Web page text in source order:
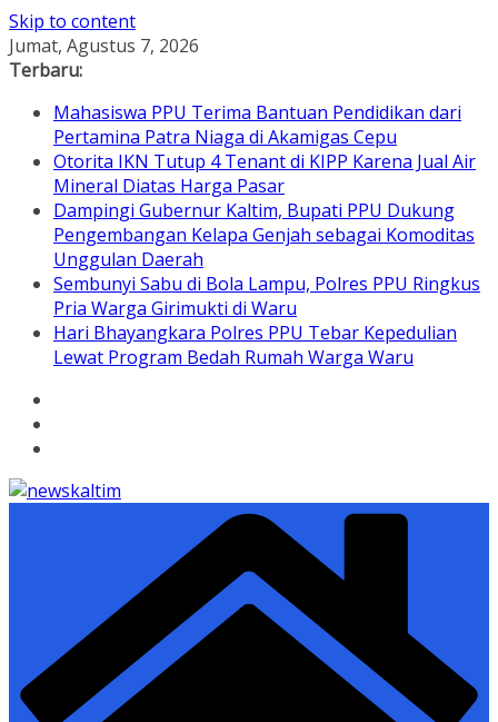
Skip to content
Jumat, Agustus 7, 2026
Terbaru:
Mahasiswa PPU Terima Bantuan Pendidikan dari
Pertamina Patra Niaga di Akamigas Cepu
Otorita IKN Tutup 4 Tenant di KIPP Karena Jual Air
Mineral Diatas Harga Pasar
Dampingi Gubernur Kaltim, Bupati PPU Dukung
Pengembangan Kelapa Genjah sebagai Komoditas
Unggulan Daerah
Sembunyi Sabu di Bola Lampu, Polres PPU Ringkus
Pria Warga Girimukti di Waru
Hari Bhayangkara Polres PPU Tebar Kepedulian
Lewat Program Bedah Rumah Warga Waru